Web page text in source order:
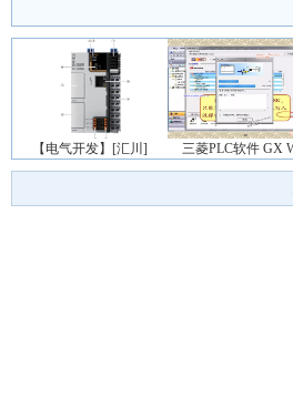
【电气开发】[汇川] 三菱PLC软件 GX